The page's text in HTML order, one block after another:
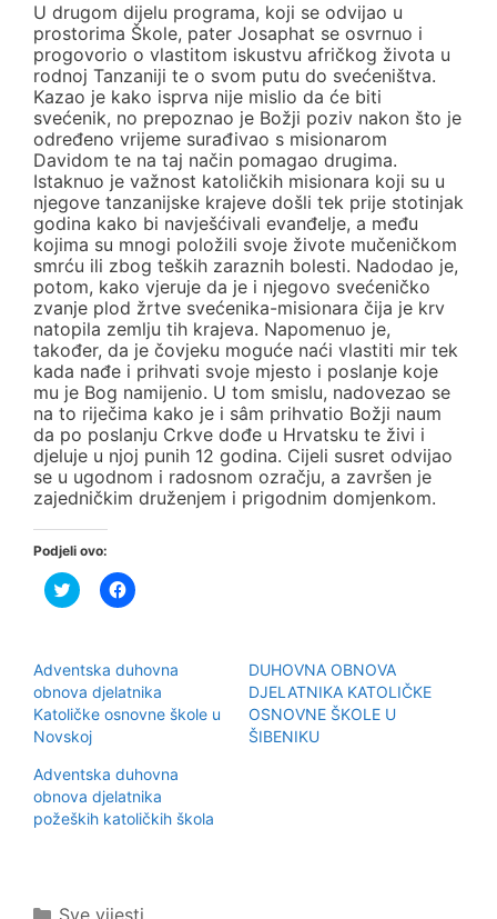
U drugom dijelu programa, koji se odvijao u
prostorima Škole, pater Josaphat se osvrnuo i
progovorio o vlastitom iskustvu afričkog života u
rodnoj Tanzaniji te o svom putu do svećeništva.
Kazao je kako isprva nije mislio da će biti
svećenik, no prepoznao je Božji poziv nakon što je
određeno vrijeme surađivao s misionarom
Davidom te na taj način pomagao drugima.
Istaknuo je važnost katoličkih misionara koji su u
njegove tanzanijske krajeve došli tek prije stotinjak
godina kako bi navješćivali evanđelje, a među
kojima su mnogi položili svoje živote mučeničkom
smrću ili zbog teških zaraznih bolesti. Nadodao je,
potom, kako vjeruje da je i njegovo svećeničko
zvanje plod žrtve svećenika-misionara čija je krv
natopila zemlju tih krajeva. Napomenuo je,
također, da je čovjeku moguće naći vlastiti mir tek
kada nađe i prihvati svoje mjesto i poslanje koje
mu je Bog namijenio. U tom smislu, nadovezao se
na to riječima kako je i sâm prihvatio Božji naum
da po poslanju Crkve dođe u Hrvatsku te živi i
djeluje u njoj punih 12 godina. Cijeli susret odvijao
se u ugodnom i radosnom ozračju, a završen je
zajedničkim druženjem i prigodnim domjenkom.
Podjeli ovo:
P
o
l
i
n
a
T
w
t
t
e
r
u
K
l
m
p
o
d
i
i
t
e
n
b
Adventska duhovna
obnova djelatnika
Katoličke osnovne škole u
Novskoj
DUHOVNA OBNOVA
DJELATNIKA KATOLIČKE
OSNOVNE ŠKOLE U
ŠIBENIKU
Adventska duhovna
obnova djelatnika
požeških katoličkih škola
Kategorije
Sve vijesti